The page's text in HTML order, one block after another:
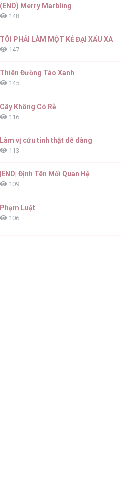
(END) Merry Marbling
148
TÔI PHẢI LÀM MỘT KẺ ĐẠI XẤU XA
147
Thiên Đường Táo Xanh
145
Cây Không Có Rễ
116
Làm vị cứu tinh thật dễ dàng
113
|END| Định Tên Mối Quan Hệ
109
Phạm Luật
106